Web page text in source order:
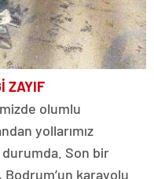
ZAYIF
olumlu
yollarımız
Son bir
karayolu